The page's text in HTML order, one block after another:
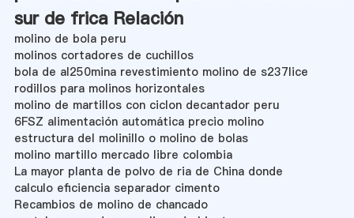
sur de frica Relación
molino de bola peru
molinos cortadores de cuchillos
bola de al250mina revestimiento molino de s237lice
rodillos para molinos horizontales
molino de martillos con ciclon decantador peru
6FSZ alimentación automática precio molino
estructura del molinillo o molino de bolas
molino martillo mercado libre colombia
La mayor planta de polvo de ria de China donde
calculo eficiencia separador cimento
Recambios de molino de chancado